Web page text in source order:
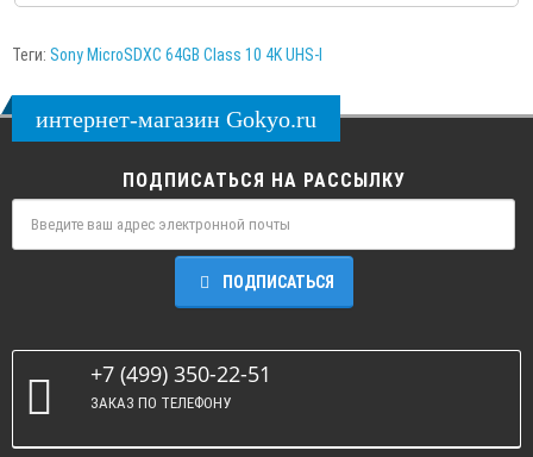
Теги: Sony MicroSDXC 64GB Class 10 4K UHS-I
интернет-магазин Gokyo.ru
ПОДПИСАТЬСЯ НА РАССЫЛКУ
ПОДПИСАТЬСЯ
+7 (499) 350-22-51
ЗАКАЗ ПО ТЕЛЕФОНУ